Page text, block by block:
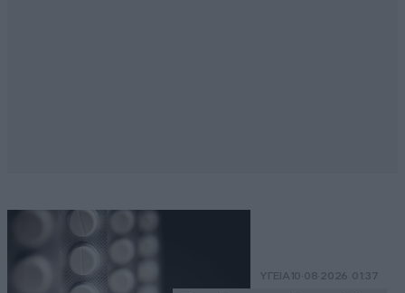
ΥΓΕΙΑ 10·08·2026 01:37